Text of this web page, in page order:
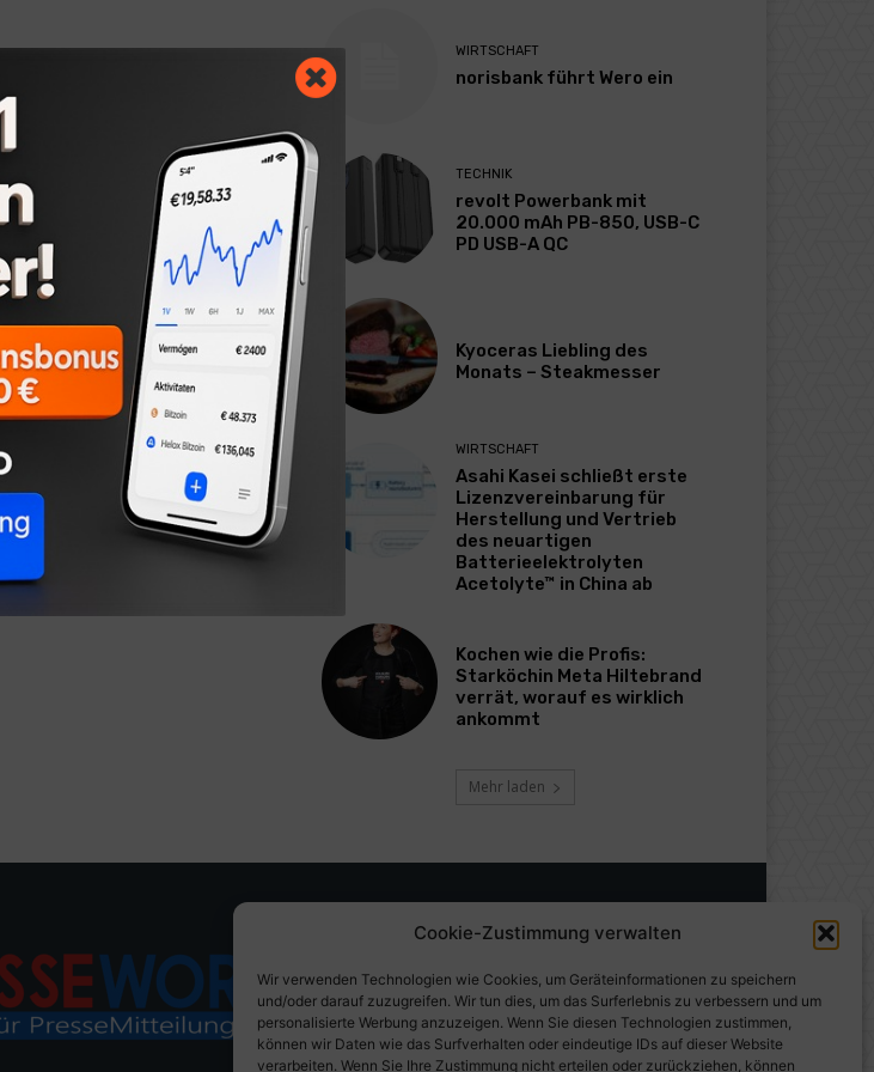
Cookie-Zustimmung verwalten
Wir verwenden Technologien wie Cookies, um Geräteinformationen zu speichern
und/oder darauf zuzugreifen. Wir tun dies, um das Surferlebnis zu verbessern und um
personalisierte Werbung anzuzeigen. Wenn Sie diesen Technologien zustimmen,
können wir Daten wie das Surfverhalten oder eindeutige IDs auf dieser Website
verarbeiten. Wenn Sie Ihre Zustimmung nicht erteilen oder zurückziehen, können
WIRTSCHAFT
norisbank führt Wero ein
TECHNIK
revolt Powerbank mit
20.000 mAh PB-850, USB-C
PD USB-A QC
Kyoceras Liebling des
Monats – Steakmesser
WIRTSCHAFT
Asahi Kasei schließt erste
Lizenzvereinbarung für
Herstellung und Vertrieb
des neuartigen
Batterieelektrolyten
Acetolyte™ in China ab
Kochen wie die Profis:
Starköchin Meta Hiltebrand
verrät, worauf es wirklich
ankommt
Mehr laden